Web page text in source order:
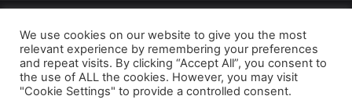
Periódico El Observador 2022
Avido de privacidad
Facebook
TwitterTelegram
We use cookies on our website to give you the most
relevant experience by remembering your preferences
and repeat visits. By clicking “Accept All”, you consent to
the use of ALL the cookies. However, you may visit
"Cookie Settings" to provide a controlled consent.